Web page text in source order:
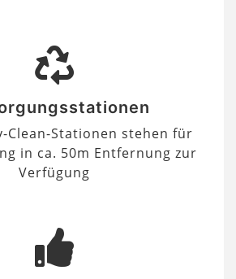
Clean-Stationen stehen für
in ca. 50m Entfernung zur
Verfügung